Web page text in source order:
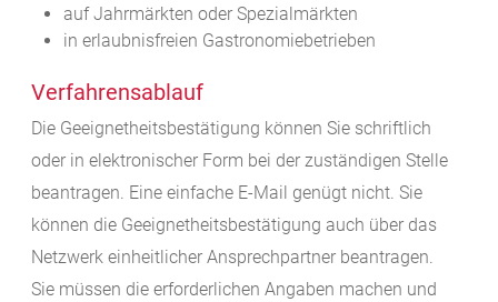
auf Jahrmärkten oder Spezialmärkten
in erlaubnisfreien Gastronomiebetrieben
Verfahrensablauf
Die Geeignetheitsbestätigung können Sie schriftlich
oder in elektronischer Form bei der zuständigen Stelle
beantragen. Eine einfache E-Mail genügt nicht. Sie
können die Geeignetheitsbestätigung auch über das
Netzwerk einheitlicher Ansprechpartner beantragen.
Sie müssen die erforderlichen Angaben machen und